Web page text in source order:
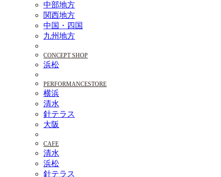
中部地方
関西地方
中国・四国
九州地方
CONCEPT SHOP
浜松
PERFORMANCESTORE
横浜
清水
針テラス
大阪
CAFE
清水
浜松
針テラス